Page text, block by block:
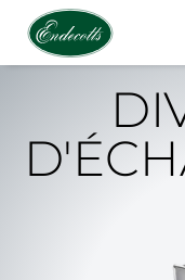
Mots-
clés